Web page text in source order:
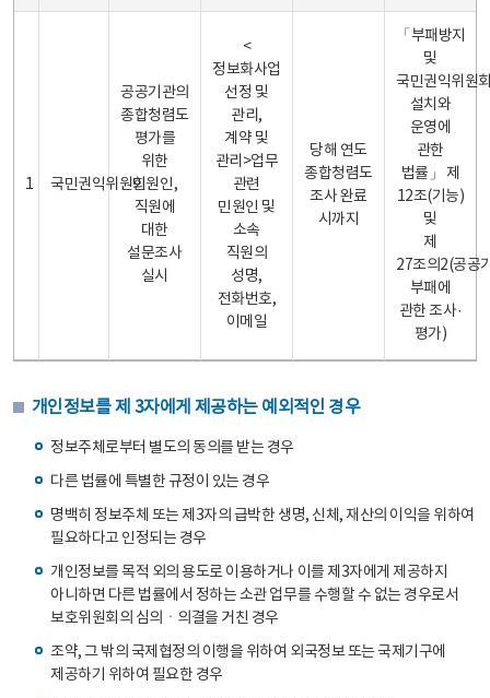
1 국민권익위원회
공공기관의
종합청렴도
평가를
위한
민원인,
직원에
대한
설문조사
실시
<
정보화사업
선정 및
관리,
계약 및
관리>업무
관련
민원인 및
소속
직원의
성명,
전화번호,
이메일
당해 연도
종합청렴도
조사 완료
시까지
「부패방지
및
국민권익위원
설치와
운영에
관한
법률」 제
12조(기능)
및
제
27조의2(공공
부패에
관한 조사·
평가)
개인정보를 제 3자에게 제공하는 예외적인 경우
정보주체로부터 별도의 동의를 받는 경우
다른 법률에 특별한 규정이 있는 경우
명백히 정보주체 또는 제3자의 급박한 생명, 신체, 재산의 이익을 위하여
필요하다고 인정되는 경우
개인정보를 목적 외의 용도로 이용하거나 이를 제3자에게 제공하지
아니하면 다른 법률에서 정하는 소관 업무를 수행할 수 없는 경우로서
보호위원회의 심의ㆍ의결을 거친 경우
조약, 그 밖의 국제협정의 이행을 위하여 외국정보 또는 국제기구에
제공하기 위하여 필요한 경우